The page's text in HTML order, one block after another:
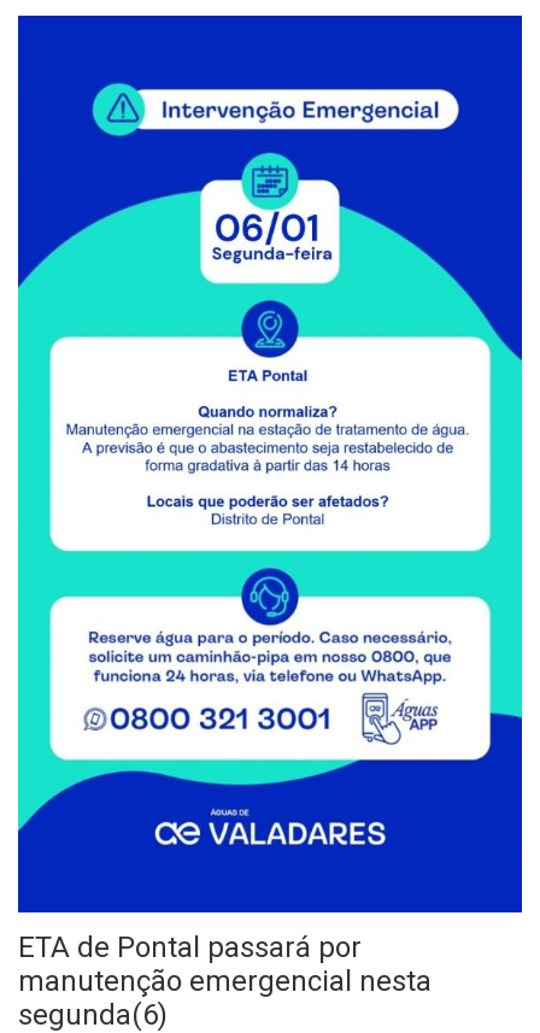
ETA de Pontal passará por
manutenção emergencial nesta
segunda(6)